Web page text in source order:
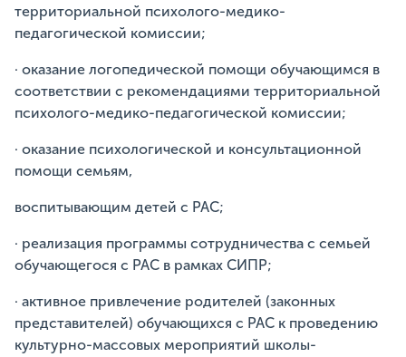
территориальной психолого-медико-
педагогической комиссии;
· оказание логопедической помощи обучающимся в
соответствии с рекомендациями территориальной
психолого-медико-педагогической комиссии;
· оказание психологической и консультационной
помощи семьям,
воспитывающим детей с РАС;
· реализация программы сотрудничества с семьей
обучающегося с РАС в рамках СИПР;
· активное привлечение родителей (законных
представителей) обучающихся с РАС к проведению
культурно-массовых мероприятий школы-